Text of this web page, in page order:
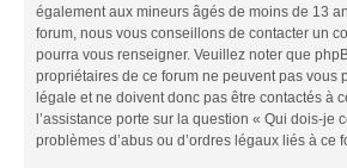
également aux mineurs âgés de moins de 13
forum, nous vous conseillons de contacter un
pourra vous renseigner. Veuillez noter que
propriétaires de ce forum ne peuvent pas vous
légale et ne doivent donc pas être contactés à
l’assistance porte sur la question « Qui dois-je
problèmes d’abus ou d’ordres légaux liés à ce